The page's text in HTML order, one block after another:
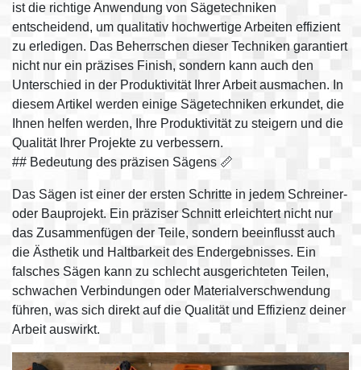
ist die richtige Anwendung von Sägetechniken
entscheidend, um qualitativ hochwertige Arbeiten effizient
zu erledigen. Das Beherrschen dieser Techniken garantiert
nicht nur ein präzises Finish, sondern kann auch den
Unterschied in der Produktivität Ihrer Arbeit ausmachen. In
diesem Artikel werden einige Sägetechniken erkundet, die
Ihnen helfen werden, Ihre Produktivität zu steigern und die
Qualität Ihrer Projekte zu verbessern.
## Bedeutung des präzisen Sägens 📏
Das Sägen ist einer der ersten Schritte in jedem Schreiner-
oder Bauprojekt. Ein präziser Schnitt erleichtert nicht nur
das Zusammenfügen der Teile, sondern beeinflusst auch
die Ästhetik und Haltbarkeit des Endergebnisses. Ein
falsches Sägen kann zu schlecht ausgerichteten Teilen,
schwachen Verbindungen oder Materialverschwendung
führen, was sich direkt auf die Qualität und Effizienz deiner
Arbeit auswirkt.